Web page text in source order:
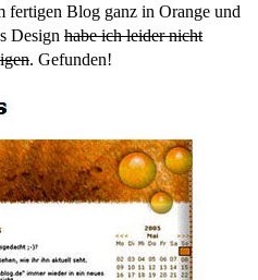
fertigen Blog ganz in Orange und
Design habe ich leider nicht
. Gefunden!